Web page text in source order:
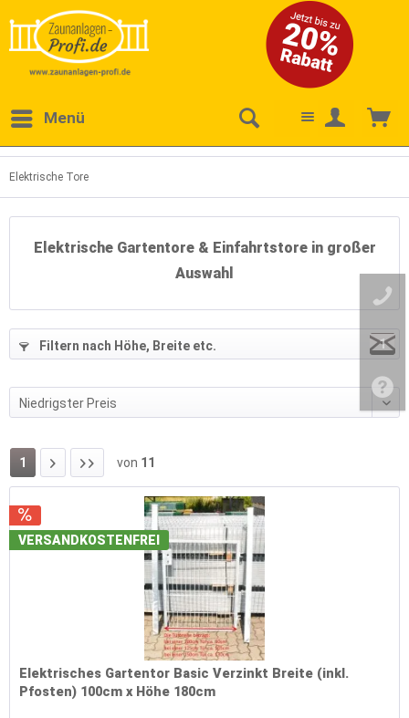
Menü
Elektrische Tore
Elektrische Gartentore & Einfahrtstore in großer
Auswahl
Filtern nach Höhe, Breite etc. 1
1
von 11
VERSANDKOSTENFREI
Elektrisches Gartentor Basic Verzinkt Breite (inkl.
Pfosten) 100cm x Höhe 180cm